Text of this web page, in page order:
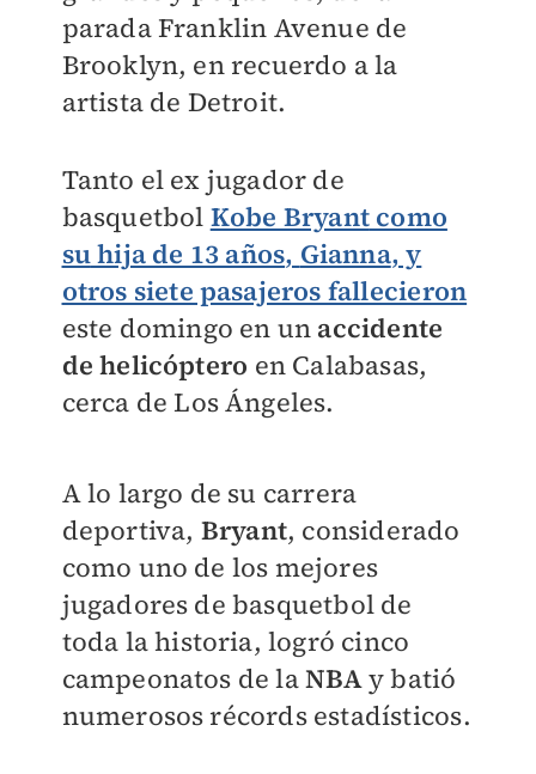
parada Franklin Avenue de
Brooklyn, en recuerdo a la
artista de Detroit.
Tanto el ex jugador de
basquetbol Kobe Bryantcomo
suhija de 13 años, Gianna, y
otros siete pasajeros fallecieron
este domingo en un accidente
de helicóptero en Calabasas,
cerca de Los Ángeles.
A lo largo de su carrera
deportiva, Bryant, considerado
como uno de los mejores
jugadores de basquetbol de
toda la historia, logró cinco
campeonatos de laNBAy batió
numerosos récords estadísticos.